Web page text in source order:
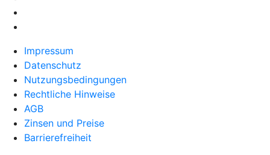
Impressum
Datenschutz
Nutzungsbedingungen
Rechtliche Hinweise
AGB
Zinsen und Preise
Barrierefreiheit